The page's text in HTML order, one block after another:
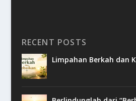
RECENT POSTS
Limpahan Berkah dan